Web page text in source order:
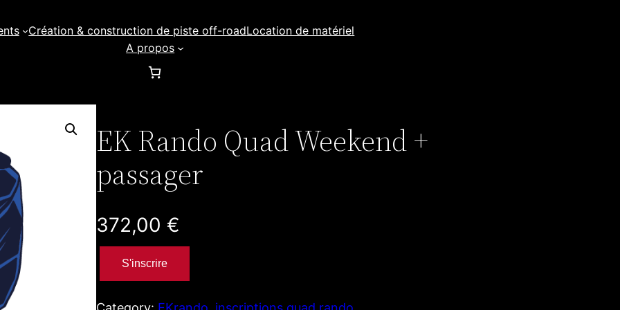
Création & construction de piste off-roadLocation de matériel
A propos
EK Rando Quad Weekend +
passager
372,00€
q
n
S'inscrire